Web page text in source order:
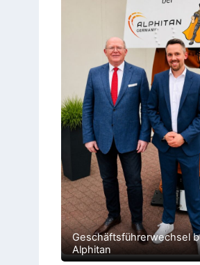
Geschäftsführerwechsel
Alphitan